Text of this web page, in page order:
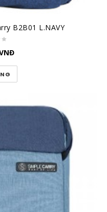
B2B01 L.NAVY